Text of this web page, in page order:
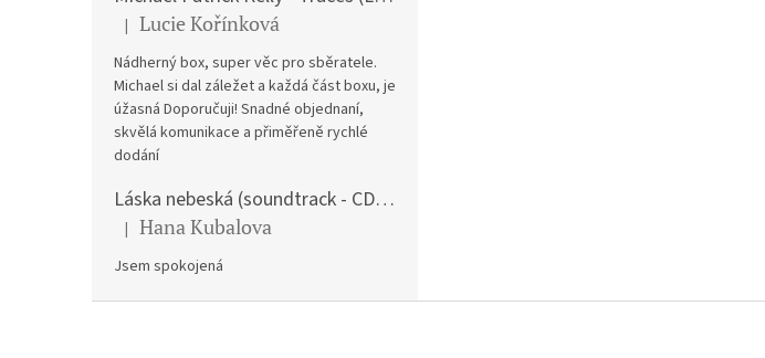
Hodnocení produktu je 5 z 5 hvězdiček.
| Lucie Kořínková
Nádherný box, super věc pro sběratele.
Michael si dal záležet a každá část boxu, je
úžasná Doporučuji! Snadné objednaní,
skvělá komunikace a přiměřeně rychlé
dodání
Láska nebeská (soundtrack - CD) Love Actually
Hodnocení produktu je 5 z 5 hvězdiček.
| Hana Kubalova
Jsem spokojená